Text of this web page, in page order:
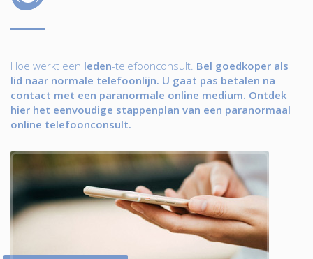
Hoe werkt een leden-telefoonconsult. Bel goedkoper als
lid naar normale telefoonlijn. U gaat pas betalen na
contact met een paranormale online medium. Ontdek
hier het eenvoudige stappenplan van een paranormaal
online telefoonconsult.